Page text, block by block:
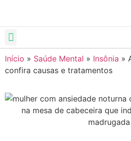
Início » Saúde Mental » Insônia »
confira causas e tratamentos